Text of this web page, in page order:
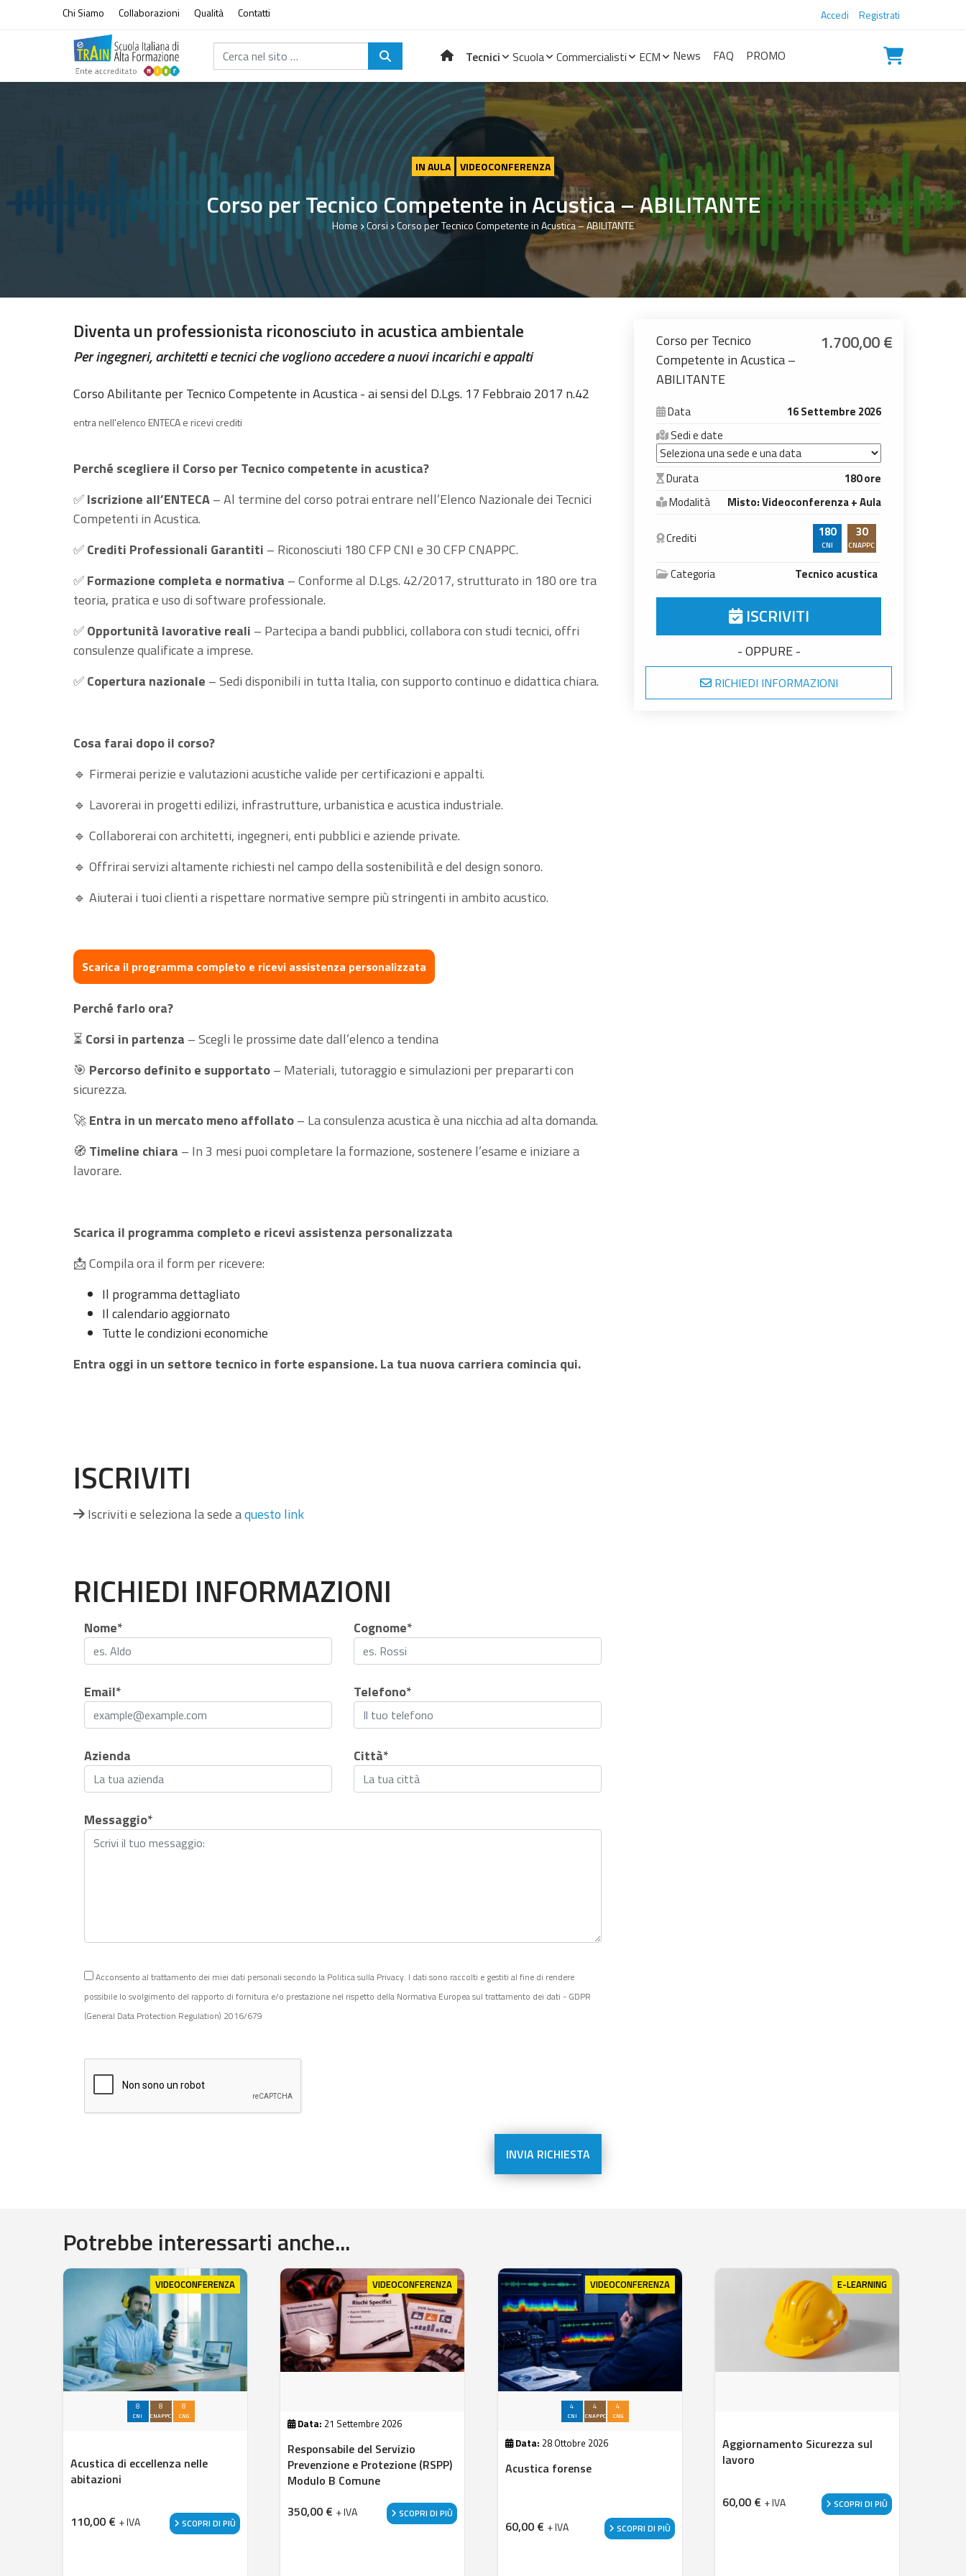
Vai al contenuto
Chi Siamo Collaborazioni Qualità Contatti Accedi Registrati
Cerca nel sito... Tecnici Scuola Commercialisti ECM News FAQ PROMO
IN AULA VIDEOCONFERENZA
Corso per Tecnico Competente in Acustica – ABILITANTE
Home Corsi Corso per Tecnico Competente in Acustica – ABILITANTE
Diventa un professionista riconosciuto in acustica ambientale
Per ingegneri, architetti e tecnici che vogliono accedere a nuovi incarichi e appalti
Corso Abilitante per Tecnico Competente in Acustica - ai sensi del D.Lgs. 17 Febbraio 2017 n.42
entra nell'elenco ENTECA e ricevi crediti
Perché scegliere il Corso per Tecnico competente in acustica?
✅Iscrizione all’ENTECA– Al termine del corso potrai entrare nell’Elenco Nazionale dei Tecnici
Competenti in Acustica.
✅Crediti Professionali Garantiti – Riconosciuti 180 CFP CNI e 30 CFP CNAPPC.
✅Formazione completa e normativa – Conforme al D.Lgs. 42/2017, strutturato in 180 ore tra
teoria, pratica e uso di software professionale.
✅Opportunità lavorative reali – Partecipa a bandi pubblici, collabora con studi tecnici, offri
consulenze qualificate a imprese.
✅Copertura nazionale – Sedi disponibili in tutta Italia, con supporto continuo e didattica chiara.
Cosa farai dopo il corso?
🔹 Firmerai perizie e valutazioni acustiche valide per certificazioni e appalti.
🔹 Lavorerai in progetti edilizi, infrastrutture, urbanistica e acustica industriale.
🔹 Collaborerai con architetti, ingegneri, enti pubblici e aziende private.
🔹 Offrirai servizi altamente richiesti nel campo della sostenibilità e del design sonoro.
🔹 Aiuterai i tuoi clienti a rispettare normative sempre più stringenti in ambito acustico.
Scarica il programma completo e ricevi assistenza personalizzata
Perché farlo ora?
⏳ Corsi in partenza – Scegli le prossime date dall’elenco a tendina
🎯 Percorso definito e supportato– Materiali, tutoraggio e simulazioni per prepararti con
sicurezza.
🚀Entra in un mercato meno affollato– La consulenza acustica è una nicchia ad alta domanda.
🧭 Timeline chiara – In 3 mesi puoi completare la formazione, sostenere l’esame e iniziare a
lavorare.
Scarica il programma completo e ricevi assistenza personalizzata
📩 Compila ora il form per ricevere:
Il programma dettagliato
Il calendario aggiornato
Tutte le condizioni economiche
Entra oggi in un settore tecnico in forte espansione. La tua nuova carriera comincia qui.
ISCRIVITI
Iscriviti e seleziona la sede aquesto link
RICHIEDI INFORMAZIONI
Nome* Cognome*
Email* Telefono*
Azienda Città*
Messaggio*
Acconsento al trattamento dei miei dati personali secondo la Politica sulla Privacy. I dati sono raccolti e gestiti al fine di rendere
possibile lo svolgimento del rapporto di fornitura e/o prestazione nel rispetto della Normativa Europea sul trattamento dei dati - GDPR
(General Data Protection Regulation) 2016/679
Corso per Tecnico
Competente in Acustica –
ABILITANTE
1.700,00€
Data
16 Settembre 2026
Sedi e date
Durata
180 ore
Modalità
Misto: Videoconferenza + Aula
Crediti 180
CNI
30
CNAPPC
Categoria Tecnico acustica
ISCRIVITI
- OPPURE -
RICHIEDI INFORMAZIONI
Potrebbe interessarti anche...
VIDEOCONFERENZA
8
CNI
8
CNAPPC
8
CNG
Acustica di eccellenza nelle
abitazioni
110,00 € + IVA SCOPRI DI PIÙ
VIDEOCONFERENZA
Data: 21 Settembre 2026
Responsabile del Servizio
Prevenzione e Protezione (RSPP)
Modulo B Comune
350,00 € + IVA SCOPRI DI PIÙ
VIDEOCONFERENZA
4
CNI
4
CNAPPC
4
CNG
Data: 28 Ottobre 2026
Acustica forense
60,00 € + IVA SCOPRI DI PIÙ
E-LEARNING
Aggiornamento Sicurezza sul
lavoro
60,00 € + IVA SCOPRI DI PIÙ